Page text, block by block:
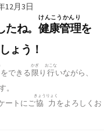
12月3日
ね。 健康管理
けんこうかんり
を
ょう！
をできる限
かぎ
り 行
おこな
いながら、
。
ートにご協力
きょうりょく
をよろしくお